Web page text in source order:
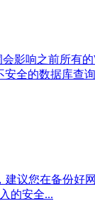
影响之前所有
安全的数据库查
议您在备份好
的安全...